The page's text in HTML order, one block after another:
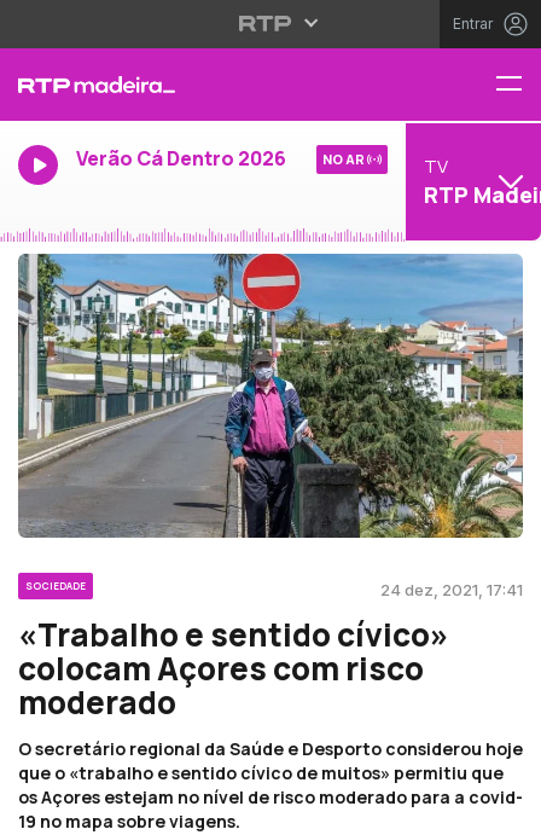
Entrar
Verão Cá Dentro 2026 NO AR TV
RTP
SOCIEDADE 24 dez, 2021, 17:41
«Trabalho e sentido cívico»
colocam Açores com risco
moderado
O secretário regional da Saúde e Desporto considerou hoje
que o «trabalho e sentido cívico de muitos» permitiu que
os Açores estejam no nível de risco moderado para a covid-
19 no mapa sobre viagens.